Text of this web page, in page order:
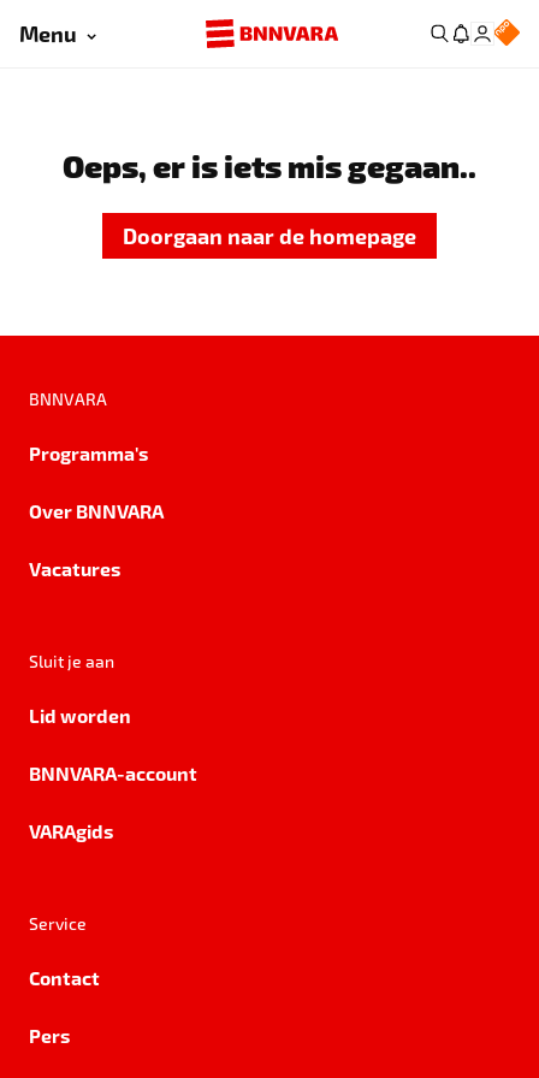
Menu
Oeps, er is iets mis gegaan..
Doorgaan naar de homepage
BNNVARA
Programma's
Over BNNVARA
Vacatures
Sluit je aan
Lid worden
BNNVARA-account
VARAgids
Service
Contact
Pers